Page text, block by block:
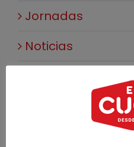
Jornadas
Noticias